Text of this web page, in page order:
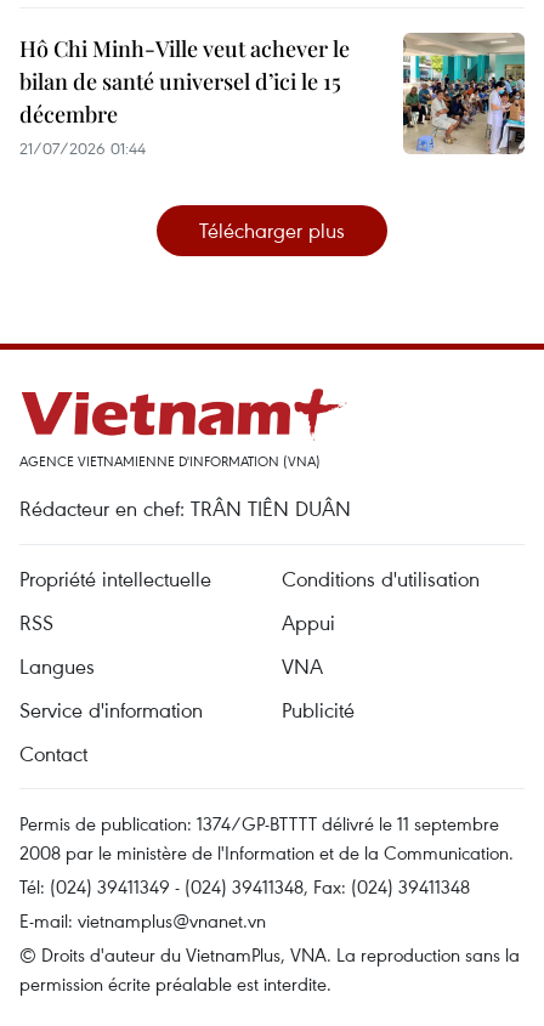
Hô Chi Minh-Ville veut achever le
bilan de santé universel d’ici le 15
décembre
21/07/2026 01:44
Télécharger plus
AGENCE VIETNAMIENNE D'INFORMATION (VNA)
Rédacteur en chef: TRÂN TIÊN DUÂN
Propriété intellectuelle
Conditions d'utilisation
RSS
Appui
Langues
VNA
Service d'information
Publicité
Contact
Permis de publication: 1374/GP-BTTTT délivré le 11 septembre
2008 par le ministère de l'Information et de la Communication.
Tél: (024) 39411349 - (024) 39411348, Fax: (024) 39411348
E-mail: vietnamplus@vnanet.vn
© Droits d'auteur du VietnamPlus, VNA. La reproduction sans la
permission écrite préalable est interdite.